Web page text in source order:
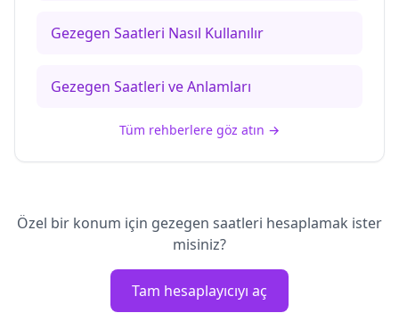
Gezegen Saatleri Nasıl Kullanılır
Gezegen Saatleri ve Anlamları
Tüm rehberlere göz atın →
Özel bir konum için gezegen saatleri hesaplamak ister
misiniz?
Tam hesaplayıcıyı aç